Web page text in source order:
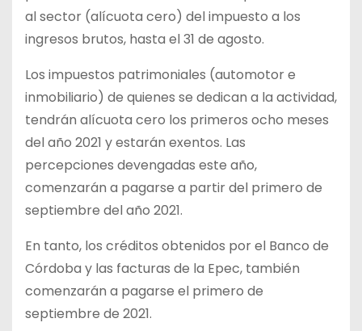
al sector (alícuota cero) del impuesto a los
ingresos brutos, hasta el 31 de agosto.
Los impuestos patrimoniales (automotor e
inmobiliario) de quienes se dedican a la actividad,
tendrán alícuota cero los primeros ocho meses
del año 2021 y estarán exentos. Las
percepciones devengadas este año,
comenzarán a pagarse a partir del primero de
septiembre del año 2021.
En tanto, los créditos obtenidos por el Banco de
Córdoba y las facturas de la Epec, también
comenzarán a pagarse el primero de
septiembre de 2021.